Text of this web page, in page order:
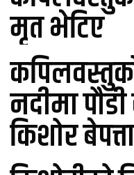
मृत भेटिए
नदीमा
किशोर बेपत्ता